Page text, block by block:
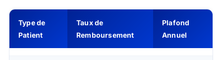
Type de
Patient
Taux de
Remboursement
Plafond
Annuel